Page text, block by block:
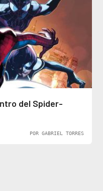
del Spider-
POR GABRIEL TORRES